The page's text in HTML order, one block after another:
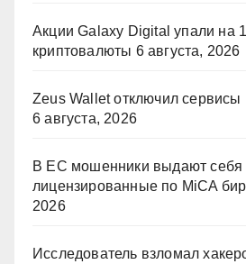
Акции Galaxy Digital упали на
криптовалюты 6 августа, 2026
Zeus Wallet отключил сервисы
6 августа, 2026
В ЕС мошенники выдают себя
лицензированные по MiCA
2026
Исследователь взломал